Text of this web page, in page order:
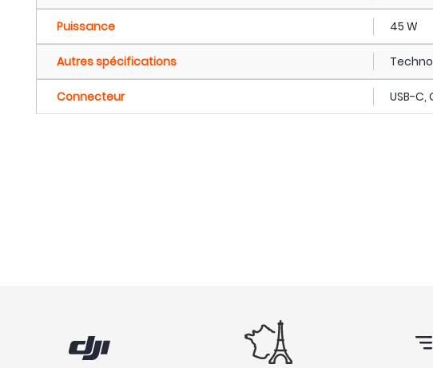
Puissance 45 W
Autres spécifications
Connecteur USB-C,